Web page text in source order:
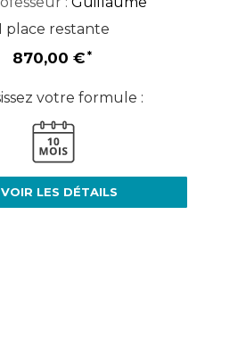
place restante
870,00 €
votre formule :
LES DÉTAILS